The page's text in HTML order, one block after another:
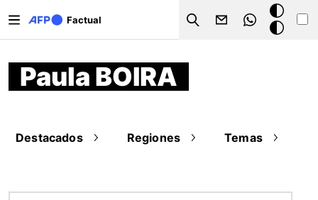
Factual
Search
Modo
oscuro
Paula BOIRA
Destacados Regiones Temas